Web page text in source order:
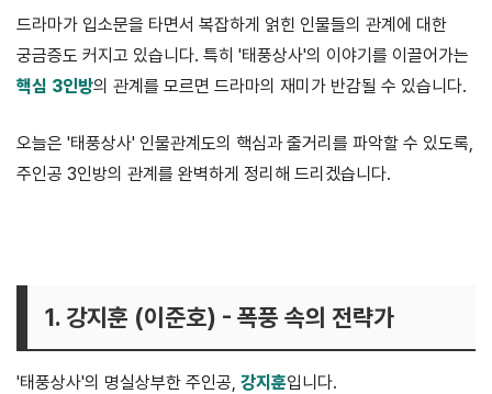
드라마가 입소문을 타면서 복잡하게 얽힌 인물들의 관계에 대한
궁금증도 커지고 있습니다. 특히 '태풍상사'의 이야기를 이끌어가는
핵심 3인방의 관계를 모르면 드라마의 재미가 반감될 수 있습니다.
오늘은 '태풍상사' 인물관계도의 핵심과 줄거리를 파악할 수 있도록,
주인공 3인방의 관계를 완벽하게 정리해 드리겠습니다.
1. 강지훈 (이준호) - 폭풍 속의 전략가
'태풍상사'의 명실상부한 주인공, 강지훈입니다.